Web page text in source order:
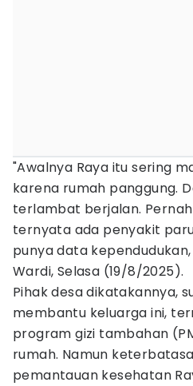
"Awalnya Raya itu sering
karena rumah panggung.
terlambat berjalan.
ternyata ada penyakit
punya data kependudukan,
Wardi, Selasa (19/8/2025).
Pihak desa dikatakannya,
membantu keluarga ini,
program gizi tambahan
rumah. Namun
pemantauan kesehatan